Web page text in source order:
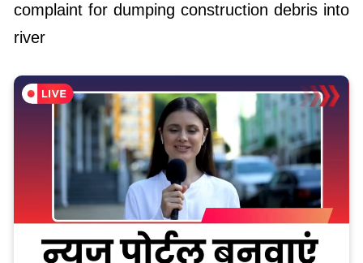
complaint for dumping construction debris into
river